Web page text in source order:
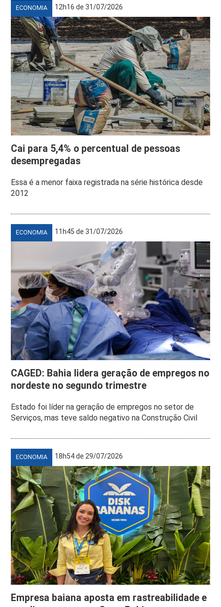
ECONOMIA 12h16 de 31/07/2026
Cai para 5,4% o percentual de pessoas
desempregadas
Essa é a menor faixa registrada na série histórica desde
2012
ECONOMIA 11h45 de 31/07/2026
CAGED: Bahia lidera geração de empregos no
nordeste no segundo trimestre
Estado foi líder na geração de empregos no setor de
Serviços, mas teve saldo negativo na Construção Civil
ECONOMIA 18h54 de 29/07/2026
Empresa baiana aposta em rastreabilidade e